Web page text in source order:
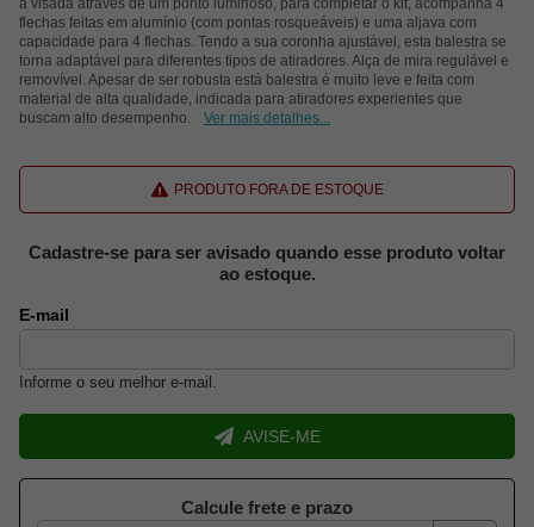
a visada através de um ponto luminoso, para completar o kit, acompanha 4
flechas feitas em alumínio (com pontas rosqueáveis) e uma aljava com
capacidade para 4 flechas. Tendo a sua coronha ajustável, esta balestra se
torna adaptável para diferentes tipos de atiradores. Alça de mira regulável e
removível. Apesar de ser robusta está balestra é muito leve e feita com
material de alta qualidade, indicada para atiradores experientes que
buscam alto desempenho.
Ver mais detalhes...
PRODUTO FORA DE ESTOQUE
Cadastre-se para ser avisado quando esse produto voltar
ao estoque.
E-mail
Informe o seu melhor e-mail.
AVISE-ME
Calcule frete e prazo